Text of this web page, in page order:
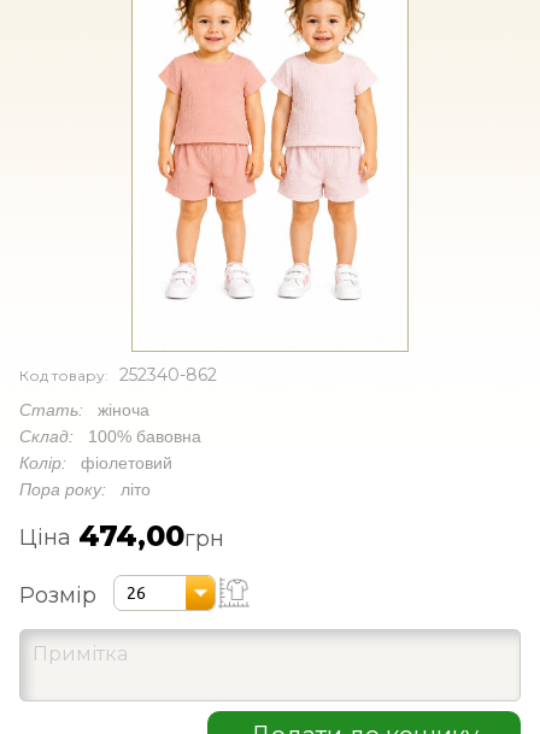
Код товару: 252340-862
Стать: жіноча
Склад: 100% бавовна
Колір: фіолетовий
Пора року: літо
Ціна 474,00грн
Розмір 26